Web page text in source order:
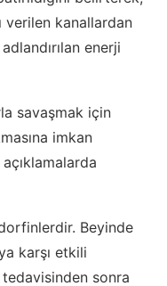
verilen kanallardan
enerji
savaşmak için
imkan
Beyinde
karşı etkili
sonra